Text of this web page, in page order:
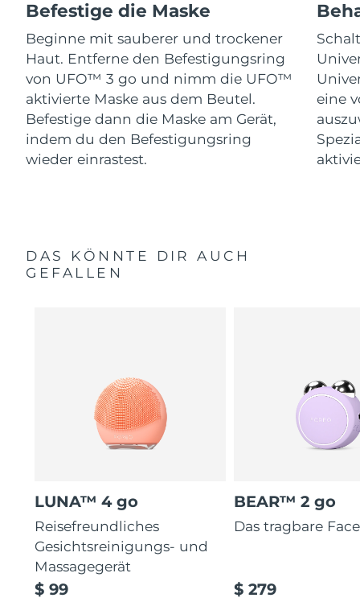
Befestige die Maske
Beginne mit sauberer und trockener
Haut. Entferne den Befestigungsring
von UFO™ 3 go und nimm die UFO™
aktivierte Maske aus dem Beutel.
Befestige dann die Maske am Gerät,
indem du den Befestigungsring
wieder einrastest.
eine
DAS KÖNNTE DIR AUCH
GEFALLEN
LUNA™ 4 go
Reisefreundliches
Gesichtsreinigungs- und
Massagegerät
$ 99
BEAR™ 2 go
Das tragbare
$ 279